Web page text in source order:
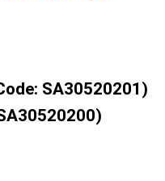
SA30520201)